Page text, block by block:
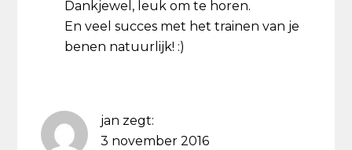
Dankjewel, leuk om te horen.
En veel succes met het trainen van je
benen natuurlijk! :)
jan zegt:
3 november 2016